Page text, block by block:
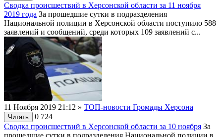
Сводка происшествий в Херсонской области за 11 ноября
2019 года За прошедшие сутки в подразделения
Национальной полиции в Херсонской области поступило 588
заявлений и сообщений, среди которых 109 заявлений с...
11 Ноября 2019 21:12 » ТОП-новости Громады Херсона
Читать 0 724
Сводка происшествий в Херсонской области за 10 ноября За
прошедшие сутки в подразделения Национальной полиции в